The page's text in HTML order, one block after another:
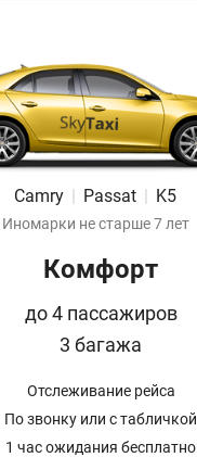
Camry Passat K5
Иномарки не старше 7 лет
Комфорт
до 4 пассажиров
3 багажа
Отслеживание рейса
По звонку или с табличкой
1 час ожидания бесплатно